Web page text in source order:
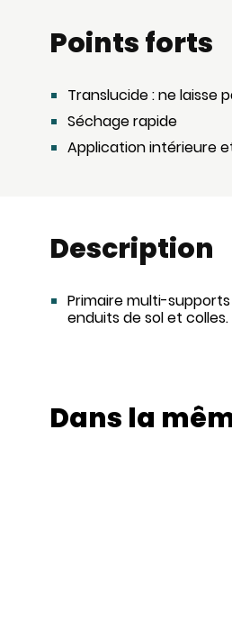
Points forts
Translucide : ne laisse
Séchage rapide
Application intérieure
Description
Primaire multi-
enduits de sol et colles.
Dans la